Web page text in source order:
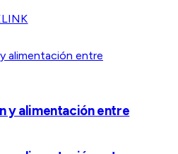
y alimentación entre